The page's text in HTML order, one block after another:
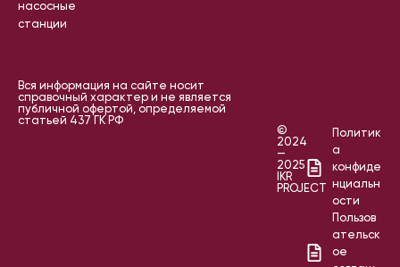
насосные
станции
Вся информация на сайте носит
справочный характер и не является
публичной офертой, определяемой
статьей 437 ГК РФ
©
2024
—
2025
IKR
PROJECT
Политик
а
конфиде
нциальн
ости
Пользов
ательск
ое